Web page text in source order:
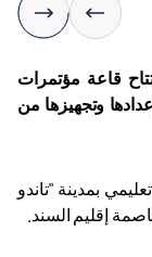
قاعة مؤتمرات
وتجهيزها من
بمدينة "تاندو